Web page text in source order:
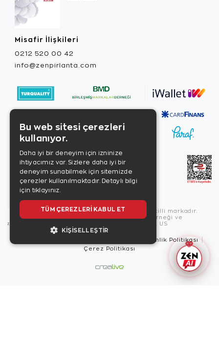
Misafir İlişkileri
0212 520 00 42
info@zenpirlanta.com
Copyright © 2026, Zen Diamond tescilli markadır.
Zen Diamond Birleşmiş Markalar Derneği ve
Turquality Destek Programı üyesidir. US
Güvenlik Politikası
Çerez Politikası
Bu web sitesi çerezleri
kullanıyor.
Daha iyi bir deneyim için izninize
ihtiyacımız var. Sizlere daha iyi bir
deneyim sunabilmek için sitemizde
çerezler kullanılmaktadır. Detaylı bilgi
için tıklayınız.
TÜM ÇEREZLERI KABUL ET
KIŞISELLEŞTIR